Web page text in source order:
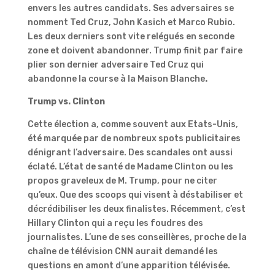
envers les autres candidats. Ses adversaires se
nomment Ted Cruz, John Kasich et Marco Rubio.
Les deux derniers sont vite relégués en seconde
zone et doivent abandonner. Trump finit par faire
plier son dernier adversaire Ted Cruz qui
abandonne la course à la Maison Blanche.
Trump vs. Clinton
Cette élection a, comme souvent aux Etats-Unis,
été marquée par de nombreux spots publicitaires
dénigrant l’adversaire. Des scandales ont aussi
éclaté. L’état de santé de Madame Clinton ou les
propos graveleux de M. Trump, pour ne citer
qu’eux. Que des scoops qui visent à déstabiliser et
décrédibiliser les deux finalistes. Récemment, c’est
Hillary Clinton qui a reçu les foudres des
journalistes. L’une de ses conseillères, proche de la
chaîne de télévision CNN aurait demandé les
questions en amont d’une apparition télévisée.